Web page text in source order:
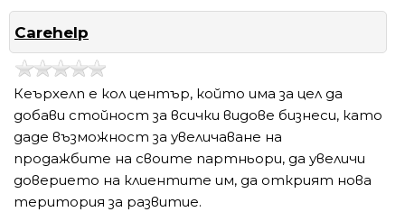
Carehelp
Кеърхелп е кол център, който има за цел да
добави стойност за всички видове бизнеси, като
даде възможност за увеличаване на
продажбите на своите партньори, да увеличи
доверието на клиентите им, да открият нова
територия за развитие.